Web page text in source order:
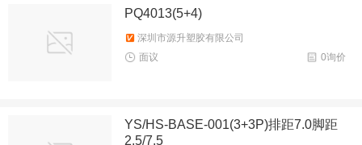
PQ4013(5+4)
深圳市源升塑胶有限公司
0询价
面议
YS/HS-BASE-001(3+3P)排距7.0脚距
2.5/7.5